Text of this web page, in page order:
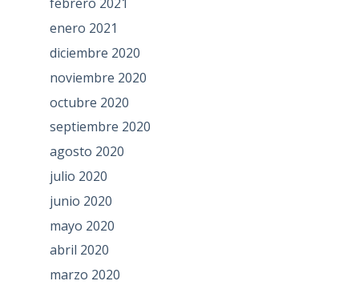
enero 2021
diciembre 2020
noviembre 2020
octubre 2020
septiembre 2020
agosto 2020
julio 2020
junio 2020
mayo 2020
abril 2020
marzo 2020